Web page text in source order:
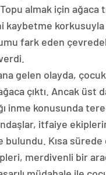
Topu almak için ağaca
kaybetme
fark eden
gelen olayda,
çıktı. Ancak üst
inme konusunda
itfaiye
bulundu. Kısa
merdivenli bir